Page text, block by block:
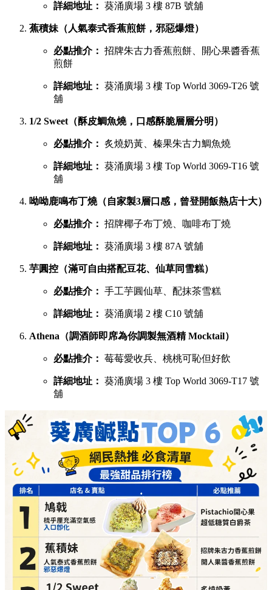
詳細地址： 葵涌廣場 3 樓 87B 號舖
蕉積妹（人氣泰式香蕉煎餅，邪惡爆燈）
必點推介： 招牌朱古力香蕉煎餅、開心果醬香蕉
煎餅
詳細地址： 葵涌廣場 3 樓 Top World 3069-T26 號
舖
1/2 Sweet（酥皮鯛魚燒，口感酥脆層層分明）
必點推介： 炙燒奶黃、榛果朱古力鯛魚燒
詳細地址： 葵涌廣場 3 樓 Top World 3069-T16 號
舖
呦呦鹿鳴布丁燒（自家製3層口感，曾登開飯熱店十大）
必點推介： 招牌椰子布丁燒、咖啡布丁燒
詳細地址： 葵涌廣場 3 樓 87A 號舖
芋圓控（滿可自由搭配豆花、仙草同雪糕）
必點推介： 手工芋圓仙草、配抹茶雪糕
詳細地址： 葵涌廣場 2 樓 C10 號舖
Athena（調酒師即席為你調製無酒精 Mocktail）
必點推介： 莓莓愛收兵、桃桃可恥但好飲
詳細地址： 葵涌廣場 3 樓 Top World 3069-T17 號
舖